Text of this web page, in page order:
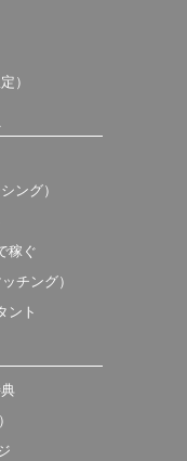
）
ング）
稼ぐ
チング）
ント